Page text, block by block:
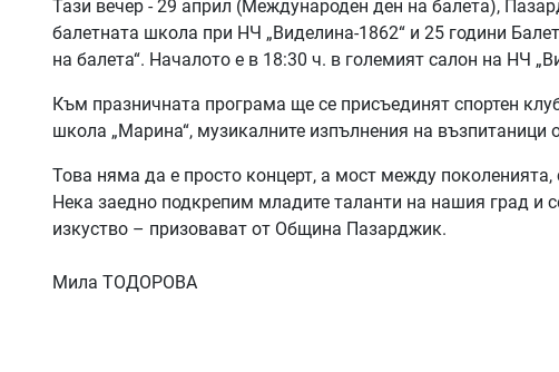
Тази вечер - 29 април (Международен ден на балета),
балетната школа при НЧ „Виделина-1862“ и 25 години
на балета“. Началото е в 18:30 ч. в големият салон на НЧ
Към празничната програма ще се присъединят спортен
школа „Марина“, музикалните изпълнения на възпитаници
Това няма да е просто концерт, а мост между
Нека заедно подкрепим младите таланти на нашия град и
изкуство – призовават от Община Пазарджик.
Мила ТОДОРОВА